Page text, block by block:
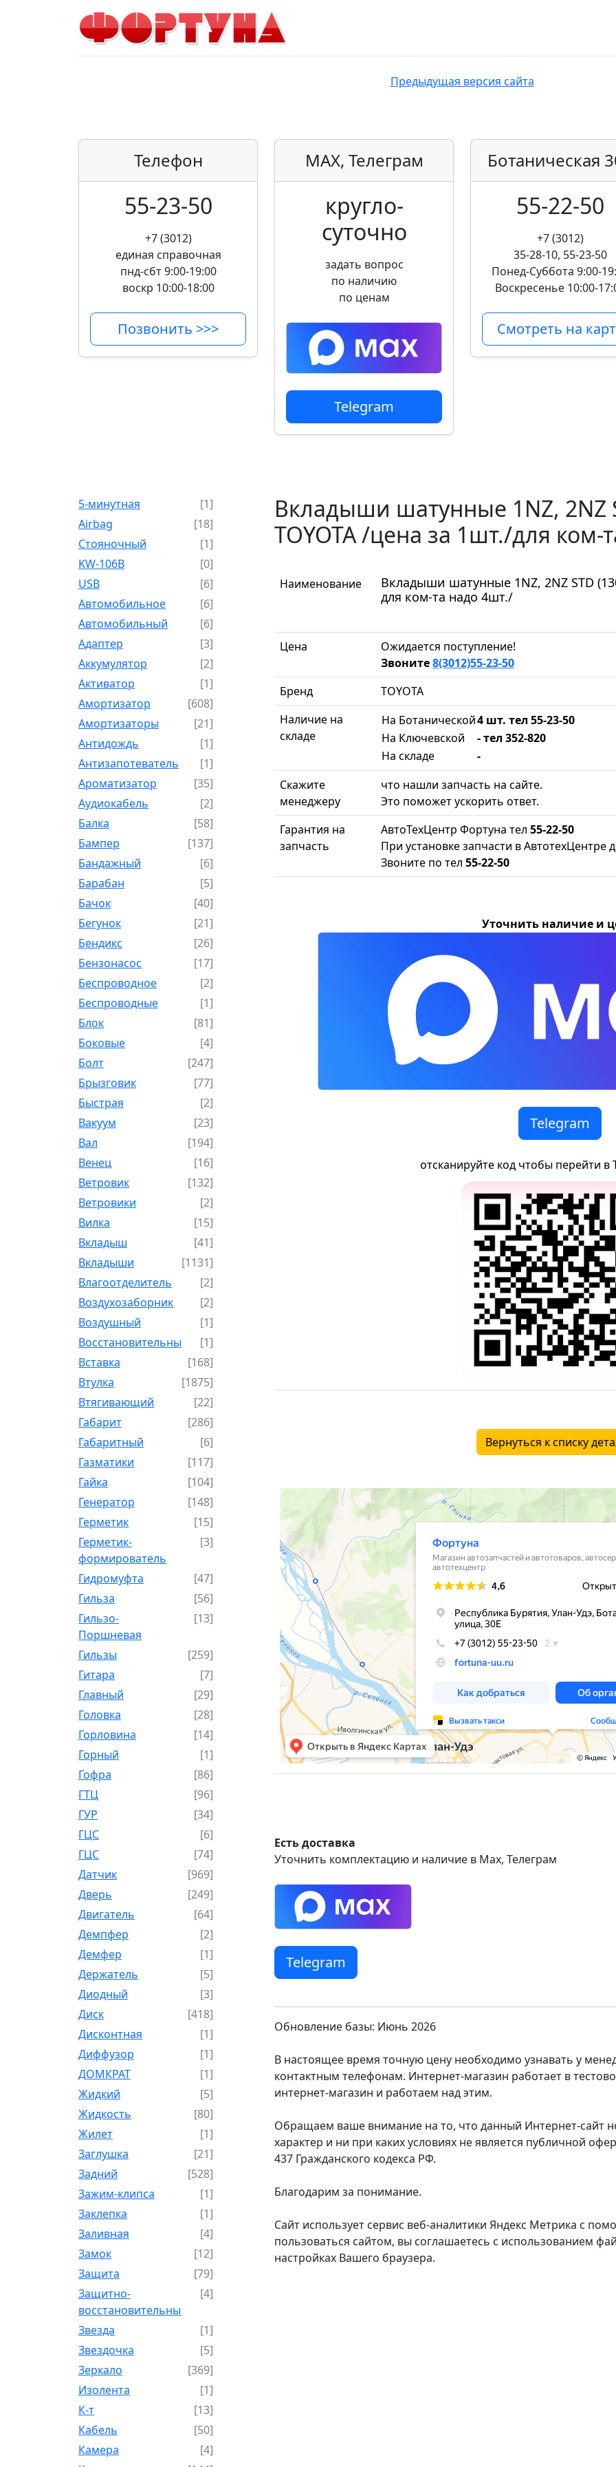
Предыдущая версия сайта
Телефон
55-23-50
+7 (3012)
единая справочная
пнд-сбт 9:00-19:00
воскр 10:00-18:00
Позвонить >>>
MAX, Телеграм
кругло­
суточно
задать вопрос
по наличию
по ценам
Telegram
Ботаническая
55-22-50
+7 (3012)
35-28-10, 55-23-50
Понед-Суббота 9:00-
Воскресенье 10:00-
Смотреть на
5-минутная
[1]
Airbag
[18]
Cтояночный
[1]
KW-106B
[0]
USB
[6]
Автомобильное
[6]
Автомобильный
[6]
Адаптер
[3]
Аккумулятор
[2]
Активатор
[1]
Амортизатор
[608]
Амортизаторы
[21]
Антидождь
[1]
Антизапотеватель
[1]
Ароматизатор
[35]
Аудиокабель
[2]
Балка
[58]
Бампер
[137]
Бандажный
[6]
Барабан
[5]
Бачок
[40]
Бегунок
[21]
Бендикс
[26]
Бензонасос
[17]
Беспроводное
[2]
Беспроводные
[1]
Блок
[81]
Боковые
[4]
Болт
[247]
Брызговик
[77]
Быстрая
[2]
Вакуум
[23]
Вал
[194]
Венец
[16]
Ветровик
[132]
Ветровики
[2]
Вилка
[15]
Вкладыш
[41]
Вкладыши
[1131]
Влагоотделитель
[2]
Воздухозаборник
[2]
Воздушный
[1]
Восстановительный
[1]
Вставка
[168]
Втулка
[1875]
Втягивающий
[22]
Габарит
[286]
Габаритный
[6]
Газматики
[117]
Гайка
[104]
Генератор
[148]
Герметик
[15]
Герметик-
формирователь
[3]
Гидромуфта
[47]
Гильза
[56]
Гильзо-
Поршневая
[13]
Гильзы
[259]
Гитара
[7]
Главный
[29]
Головка
[28]
Горловина
[14]
Горный
[1]
Гофра
[86]
ГТЦ
[96]
ГУР
[34]
ГЦC
[6]
ГЦС
[74]
Датчик
[969]
Дверь
[249]
Двигатель
[64]
Демпфер
[2]
Демфер
[1]
Держатель
[5]
Диодный
[3]
Диск
[418]
Дисконтная
[1]
Диффузор
[1]
ДОМКРАТ
[1]
Жидкий
[5]
Жидкость
[80]
Жилет
[1]
Заглушка
[21]
Задний
[528]
Зажим-клипса
[1]
Заклепка
[1]
Заливная
[4]
Замок
[12]
Защита
[79]
Защитно-
восстановительный
[4]
Звезда
[1]
Звездочка
[5]
Зеркало
[369]
Изолента
[1]
К-т
[13]
Кабель
[50]
Камера
[4]
Вкладыши шатунные 1NZ, 2NZ
TOYOTA /цена за 1шт./для ком-
Наименование
Вкладыши шатунные 1NZ, 2NZ STD
для ком-та надо 4шт./
Цена
Ожидается поступление!
Звоните8(3012)55-23-50
Бренд
TOYOTA
Наличие на
складе
На Ботанической4 шт. тел 55-23-50
На Ключевской
- тел 352-820
На складе
-
Скажите
менеджеру
что нашли запчасть на сайте.
Это поможет ускорить ответ.
Гарантия на
запчасть
АвтоТехЦентр Фортуна тел 55-22-50
При установке запчасти в АвтотехЦентре
Звоните по тел 55-22-50
Уточнить наличие и
Telegram
отсканируйте код чтобы перейти в
Вернуться к списку
Есть доставка
Уточнить комплектацию и наличие в Max, Телеграм
Telegram
Обновление базы: Июнь 2026
В настоящее время точную цену необходимо узнавать у
контактным телефонам. Интернет-магазин работает в
интернет-магазин и работаем над этим.
Обращаем ваше внимание на то, что данный Интернет-сайт
характер и ни при каких условиях не является публичной
437 Гражданского кодекса РФ.
Благодарим за понимание.
Сайт использует сервис веб-аналитики Яндекс Метрика с
пользоваться сайтом, вы соглашаетесь с использованием
настройках Вашего браузера.